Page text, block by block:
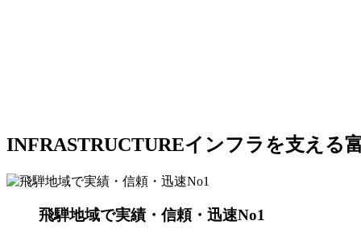
INFRASTRUCTUREインフラを支える
飛騨地域で実績・信頼・迅速No1